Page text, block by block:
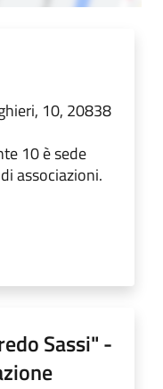
10, 20838
10 è sede
associazioni.
Sassi" -